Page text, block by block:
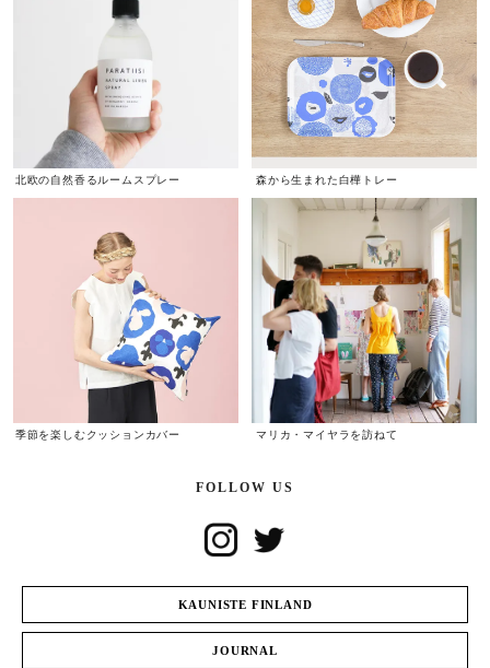
北欧の自然香るルームスプレー 森から生まれた白樺トレー
季節を楽しむクッションカバー マリカ・マイヤラを訪ねて
FOLLOW US
KAUNISTE FINLAND
JOURNAL